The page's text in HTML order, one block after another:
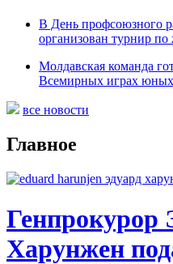
В День профсоюзного
организован турнир
Молдавская команда
Всемирных играх юных
все новости
Главное
Генпрокурор
Харунжен